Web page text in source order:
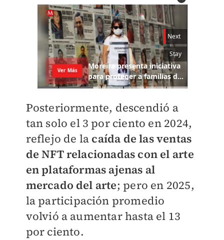
Posteriormente, descendió a
tan solo el 3 por ciento en 2024,
reflejo de la caída de las ventas
de NFT relacionadas con el arte
en plataformas ajenas al
mercado del arte; pero en 2025,
la participación promedio
volvió a aumentar hasta el 13
por ciento.